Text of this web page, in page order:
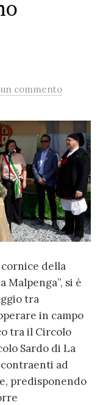
commento
cornice della
Malpenga”, si è
tra
in campo
tra il Circolo
Sardo di La
ad
predisponendo